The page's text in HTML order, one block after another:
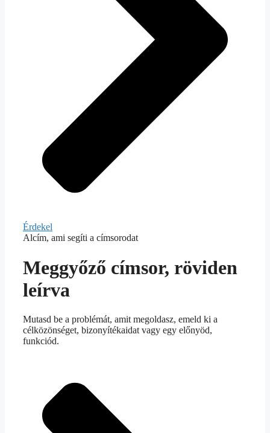
Érdekel
Alcím, ami segíti a címsorodat
Meggyőző címsor, röviden
leírva
Mutasd be a problémát, amit megoldasz, emeld ki a
célközönséget, bizonyítékaidat vagy egy előnyöd,
funkciód.